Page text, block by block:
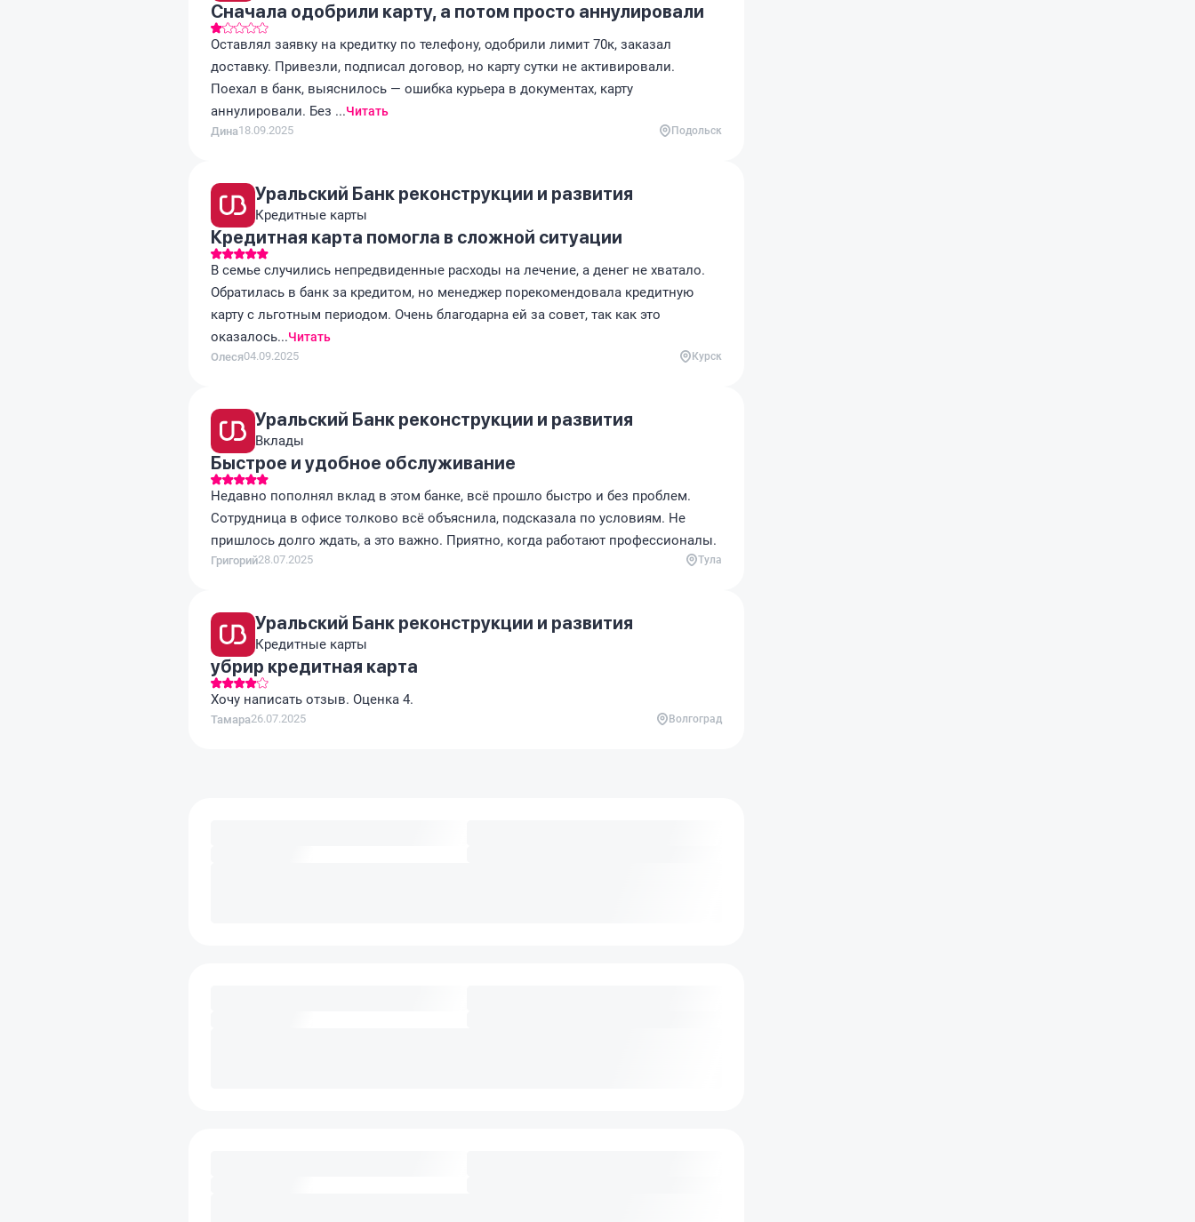
Сначала одобрили карту, а потом просто аннулировали
Оставлял заявку на кредитку по телефону, одобрили лимит 70к, заказал
доставку. Привезли, подписал договор, но карту сутки не активировали.
Поехал в банк, выяснилось — ошибка курьера в документах, карту
аннулировали. Без ...Читать
Дина18.09.2025 Подольск
Уральский Банк реконструкции и развития
Кредитные карты
Кредитная карта помогла в сложной ситуации
В семье случились непредвиденные расходы на лечение, а денег не хватало.
Обратилась в банк за кредитом, но менеджер порекомендовала кредитную
карту с льготным периодом. Очень благодарна ей за совет, так как это
оказалось...Читать
Олеся04.09.2025 Курск
Уральский Банк реконструкции и развития
Вклады
Быстрое и удобное обслуживание
Недавно пополнял вклад в этом банке, всё прошло быстро и без проблем.
Сотрудница в офисе толково всё объяснила, подсказала по условиям. Не
пришлось долго ждать, а это важно. Приятно, когда работают профессионалы.
Григорий28.07.2025 Тула
Уральский Банк реконструкции и развития
Кредитные карты
убрир кредитная карта
Хочу написать отзыв. Оценка 4.
Тамара26.07.2025 Волгоград